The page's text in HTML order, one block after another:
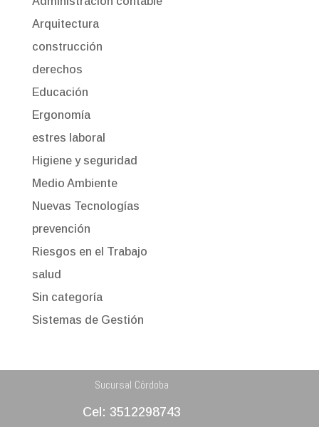
Arquitectura
construcción
derechos
Educación
Ergonomía
estres laboral
Higiene y seguridad
Medio Ambiente
Nuevas Tecnologías
prevención
Riesgos en el Trabajo
salud
Sin categoría
Sistemas de Gestión
Sucursal Córdoba
Cel: 3512298743